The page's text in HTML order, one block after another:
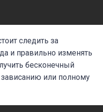
следить за
и правильно изменять
бесконечный
или полному